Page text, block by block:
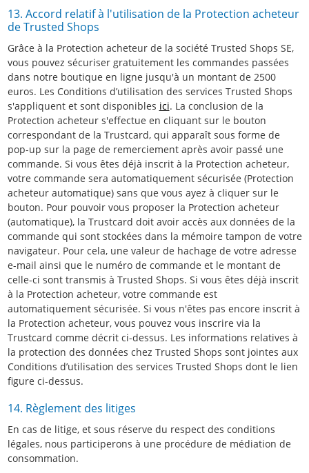
13. Accord relatif à l'utilisation de la Protection acheteur
de Trusted Shops
Grâce à la Protection acheteur de la société Trusted Shops SE,
vous pouvez sécuriser gratuitement les commandes passées
dans notre boutique en ligne jusqu'à un montant de 2500
euros. Les Conditions d’utilisation des services Trusted Shops
s'appliquent et sont disponibles ici. La conclusion de la
Protection acheteur s'effectue en cliquant sur le bouton
correspondant de la Trustcard, qui apparaît sous forme de
pop-up sur la page de remerciement après avoir passé une
commande. Si vous êtes déjà inscrit à la Protection acheteur,
votre commande sera automatiquement sécurisée (Protection
acheteur automatique) sans que vous ayez à cliquer sur le
bouton. Pour pouvoir vous proposer la Protection acheteur
(automatique), la Trustcard doit avoir accès aux données de la
commande qui sont stockées dans la mémoire tampon de votre
navigateur. Pour cela, une valeur de hachage de votre adresse
e-mail ainsi que le numéro de commande et le montant de
celle-ci sont transmis à Trusted Shops. Si vous êtes déjà inscrit
à la Protection acheteur, votre commande est
automatiquement sécurisée. Si vous n'êtes pas encore inscrit à
la Protection acheteur, vous pouvez vous inscrire via la
Trustcard comme décrit ci-dessus. Les informations relatives à
la protection des données chez Trusted Shops sont jointes aux
Conditions d’utilisation des services Trusted Shops dont le lien
figure ci-dessus.
14. Règlement des litiges
En cas de litige, et sous réserve du respect des conditions
légales, nous participerons à une procédure de médiation de
consommation.